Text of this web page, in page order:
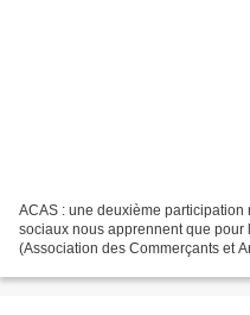
ACAS : une deuxième
sociaux nous apprennent que
(Association des Commerçants et